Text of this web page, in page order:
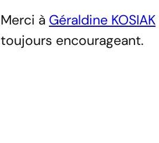
Merci à Géraldine KOSIAK
toujours encourageant.